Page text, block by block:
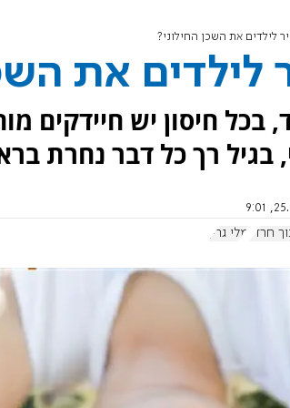
לילדים את השכן החילוני?
לילדים את
בכל חיסון יש חיידקים
בגיל רך כל דבר נחרת
חרדי מלי גרין